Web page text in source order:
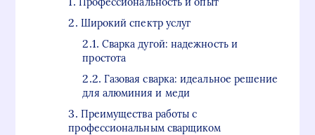
Широкий спектр услуг
Сварка дугой: надежность и
простота
Газовая сварка: идеальное решение
для алюминия и меди
Преимущества работы с
профессиональным сварщиком